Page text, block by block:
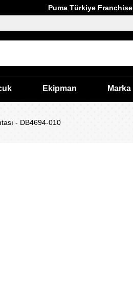
Puma Türkiye Franchise
Ekipman Marka
- DB4694-010